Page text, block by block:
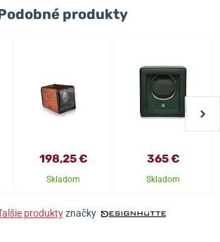
produkty
198,25 €
Skladom
365 €
Skladom
produktyznačky